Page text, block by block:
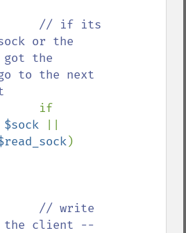
// if its
or the
the
to the next
if
$sock
)
// write
the client --